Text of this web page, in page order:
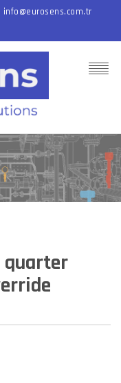
info@eurosens.com.tr
quarter